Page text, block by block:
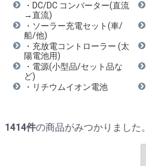
・DC/DC コンバーター(直流
→直流)
・ソーラー充電セット(車/
船/他)
・充放電コントローラー (太
陽電池用)
・電源(小型品/セット品な
ど)
・リチウムイオン電池
1414件の商品がみつかりました。